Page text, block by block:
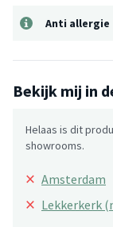
Anti allergie
Bekijk mij in
Helaas is dit
showrooms.
× Amsterdam
× Lekkerkerk